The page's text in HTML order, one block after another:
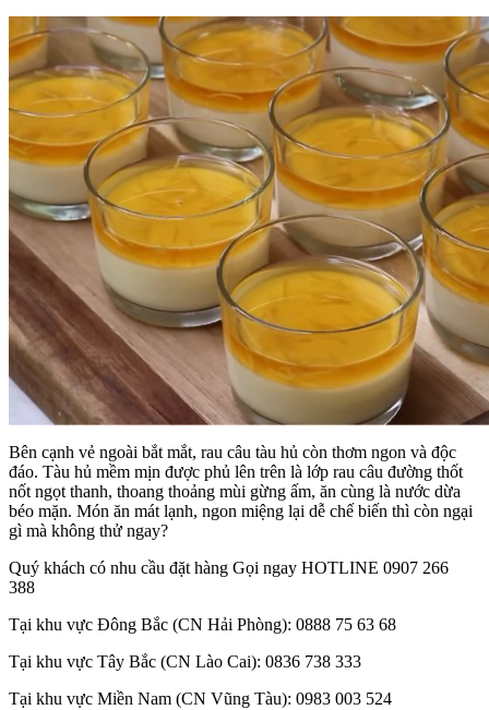
Bên cạnh vẻ ngoài bắt mắt, rau câu tàu hủ còn thơm ngon và độc
đáo. Tàu hủ mềm mịn được phủ lên trên là lớp rau câu đường thốt
nốt ngọt thanh, thoang thoảng mùi gừng ấm, ăn cùng là nước dừa
béo mặn. Món ăn mát lạnh, ngon miệng lại dễ chế biến thì còn ngại
gì mà không thử ngay?
Quý khách có nhu cầu đặt hàng Gọi ngay HOTLINE 0907 266
388
Tại khu vực Đông Bắc (CN Hải Phòng): 0888 75 63 68
Tại khu vực Tây Bắc (CN Lào Cai): 0836 738 333
Tại khu vực Miền Nam (CN Vũng Tàu): 0983 003 524